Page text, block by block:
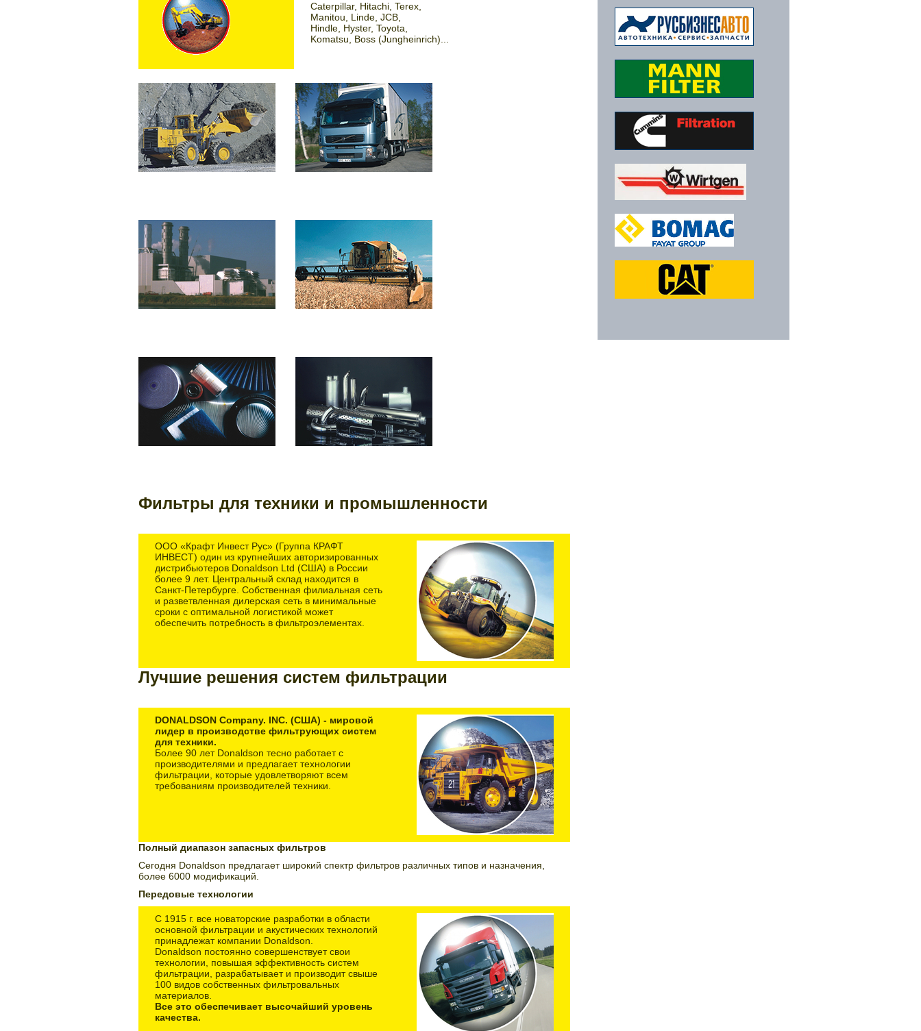
Caterpillar, Hitachi, Terex,
Manitou, Linde, JCB,
Hindle, Hyster, Toyota,
Komatsu, Boss (Jungheinrich)...
Фильтры для техники и промышленности
ООО «Крафт Инвест Рус» (Группа КРАФТ
ИНВЕСТ) один из крупнейших авторизированных
дистрибьютеров Donaldson Ltd (США) в России
более 9 лет. Центральный склад находится в
Санкт-Петербурге. Собственная филиальная сеть
и разветвленная дилерская сеть в минимальные
сроки с оптимальной логистикой может
обеспечить потребность в фильтроэлементах.
Лучшие решения систем фильтрации
DONALDSON Company. INC. (США) - мировой
лидер в производстве фильтрующих систем
для техники.
Более 90 лет Donaldson тесно работает с
производителями и предлагает технологии
фильтрации, которые удовлетворяют всем
требованиям производителей техники.
Полный диапазон запасных фильтров
Сегодня Donaldson предлагает широкий спектр фильтров различных типов и назначения,
более 6000 модификаций.
Передовые технологии
С 1915 г. все новаторские разработки в области
основной фильтрации и акустических технологий
принадлежат компании Donaldson.
Donaldson постоянно совершенствует свои
технологии, повышая эффективность систем
фильтрации, разрабатывает и производит свыше
100 видов собственных фильтровальных
материалов.
Все это обеспечивает высочайший уровень
качества.